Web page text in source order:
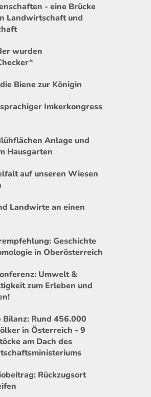
- eine Brücke
Landwirtschaft und
wurden
Biene zur Königin
Imkerkongress
Anlage und
Hausgarten
auf unseren Wiesen
Landwirte an einen
Geschichte
in Oberösterreich
Umwelt &
zum Erleben und
Rund 456.000
in Österreich - 9
am Dach des
Rückzugsort